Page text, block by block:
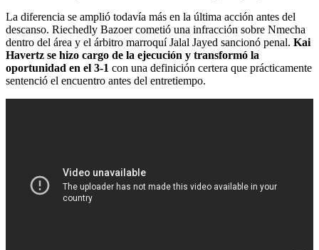
La diferencia se amplió todavía más en la última acción antes del
descanso. Riechedly Bazoer cometió una infracción sobre Nmecha
dentro del área y el árbitro marroquí Jalal Jayed sancionó penal. Kai
Havertz se hizo cargo de la ejecución y transformó la
oportunidad en el 3-1 con una definición certera que prácticamente
sentenció el encuentro antes del entretiempo.